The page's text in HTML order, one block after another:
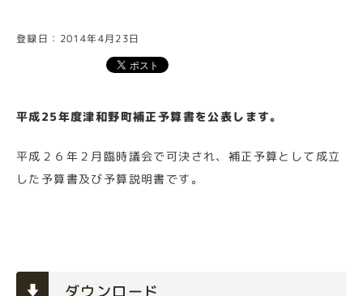
登録日：2014年4月23日
平成25年度津和野町補正予算書を公表します。
平成２６年２月臨時議会で可決され、補正予算として成立
した予算書及び予算説明書です。
ダウンロード